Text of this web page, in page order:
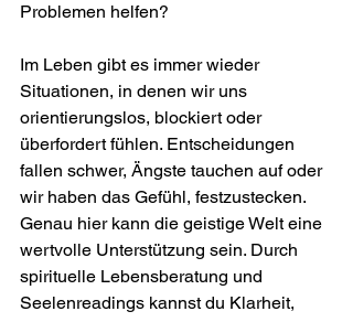
Problemen helfen?
Im Leben gibt es immer wieder
Situationen, in denen wir uns
orientierungslos, blockiert oder
überfordert fühlen. Entscheidungen
fallen schwer, Ängste tauchen auf oder
wir haben das Gefühl, festzustecken.
Genau hier kann die geistige Welt eine
wertvolle Unterstützung sein. Durch
spirituelle Lebensberatung und
Seelenreadings kannst du Klarheit,